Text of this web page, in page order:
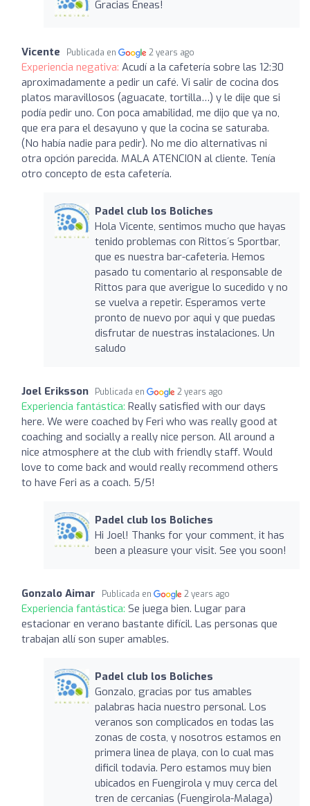
Gracias Eneas!
Vicente Publicada en 2 years ago
Experiencia negativa: Acudí a la cafetería sobre las 12:30
aproximadamente a pedir un café. Vi salir de cocina dos
platos maravillosos (aguacate, tortilla…) y le dije que si
podía pedir uno. Con poca amabilidad, me dijo que ya no,
que era para el desayuno y que la cocina se saturaba.
(No había nadie para pedir). No me dio alternativas ni
otra opción parecida. MALA ATENCION al cliente. Tenía
otro concepto de esta cafetería.
Padel club los Boliches
Hola Vicente, sentimos mucho que hayas
tenido problemas con Rittos´s Sportbar,
que es nuestra bar-cafeteria. Hemos
pasado tu comentario al responsable de
Rittos para que averigue lo sucedido y no
se vuelva a repetir. Esperamos verte
pronto de nuevo por aqui y que puedas
disfrutar de nuestras instalaciones. Un
saludo
Joel Eriksson Publicada en 2 years ago
Experiencia fantástica: Really satisfied with our days
here. We were coached by Feri who was really good at
coaching and socially a really nice person. All around a
nice atmosphere at the club with friendly staff. Would
love to come back and would really recommend others
to have Feri as a coach. 5/5!
Padel club los Boliches
Hi Joel! Thanks for your comment, it has
been a pleasure your visit. See you soon!
Gonzalo Aimar Publicada en 2 years ago
Experiencia fantástica: Se juega bien. Lugar para
estacionar en verano bastante difícil. Las personas que
trabajan allí son super amables.
Padel club los Boliches
Gonzalo, gracias por tus amables
palabras hacia nuestro personal. Los
veranos son complicados en todas las
zonas de costa, y nosotros estamos en
primera linea de playa, con lo cual mas
dificil todavia. Pero estamos muy bien
ubicados en Fuengirola y muy cerca del
tren de cercanias (Fuengirola-Malaga)